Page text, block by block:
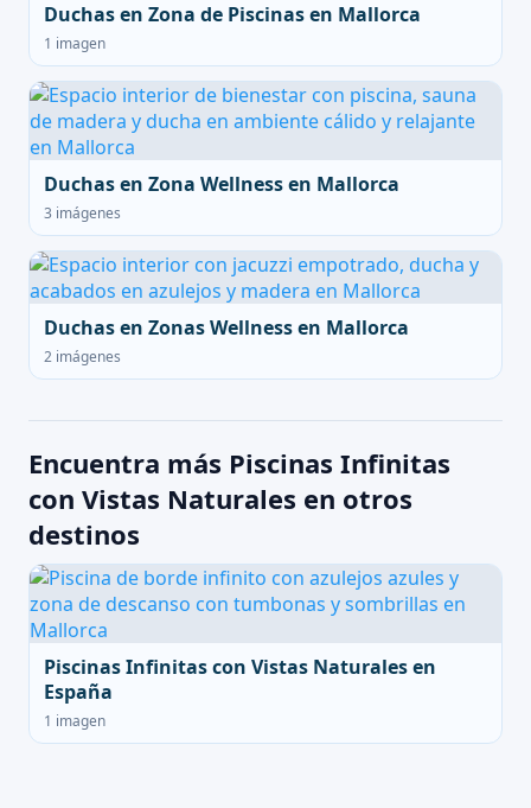
Duchas en Zona de Piscinas en Mallorca
1 imagen
Duchas en Zona Wellness en Mallorca
3 imágenes
Duchas en Zonas Wellness en Mallorca
2 imágenes
Encuentra más Piscinas Infinitas
con Vistas Naturales en otros
destinos
Piscinas Infinitas con Vistas Naturales en
España
1 imagen